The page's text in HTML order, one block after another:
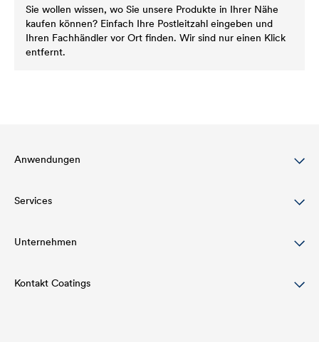
Sie wollen wissen, wo Sie unsere Produkte in Ihrer Nähe
kaufen können? Einfach Ihre Postleitzahl eingeben und
Ihren Fachhändler vor Ort finden. Wir sind nur einen Klick
entfernt.
Anwendungen
Dachbeschichtung
Holzlasur
Agrarwirtschaft
Services
Download
Referenzen
Unternehmen
Struktur
Kontakt Coatings